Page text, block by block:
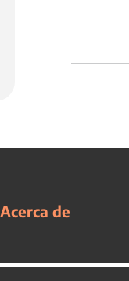
Acerca de